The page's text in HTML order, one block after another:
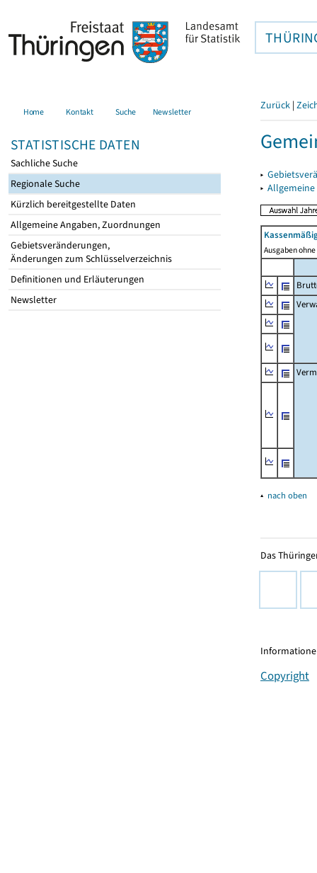
Home Kontakt Suche Newsletter
STATISTISCHE DATEN
Sachliche Suche
Regionale Suche
Kürzlich bereitgestellte Daten
Allgemeine Angaben, Zuordnungen
Gebietsveränderungen,
Änderungen zum Schlüsselverzeichnis
Definitionen und Erläuterungen
Newsletter
Zurück |
▸
▸
Ausgaben
▴ nach oben
Das
Copyright